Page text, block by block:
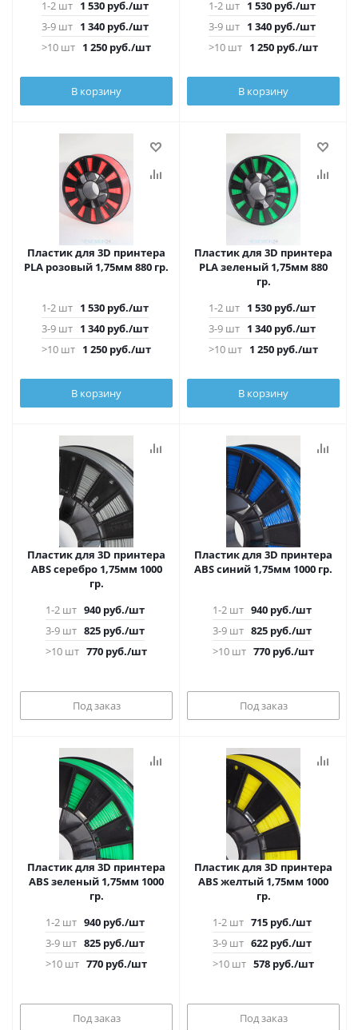
1-2 шт 1 530 руб./шт
3-9 шт 1 340 руб./шт
>10 шт 1 250 руб./шт
В корзину
1-2 шт 1 530 руб./шт
3-9 шт 1 340 руб./шт
>10 шт 1 250 руб./шт
В корзину
Пластик для 3D принтера
PLA розовый 1,75мм 880 гр.
1-2 шт 1 530 руб./шт
3-9 шт 1 340 руб./шт
>10 шт 1 250 руб./шт
В корзину
Пластик для 3D принтера
PLA зеленый 1,75мм 880
гр.
1-2 шт 1 530 руб./шт
3-9 шт 1 340 руб./шт
>10 шт 1 250 руб./шт
В корзину
Пластик для 3D принтера
ABS серебро 1,75мм 1000
гр.
1-2 шт 940 руб./шт
3-9 шт 825 руб./шт
>10 шт 770 руб./шт
Под заказ
Пластик для 3D принтера
ABS синий 1,75мм 1000 гр.
1-2 шт 940 руб./шт
3-9 шт 825 руб./шт
>10 шт 770 руб./шт
Под заказ
Пластик для 3D принтера
ABS зеленый 1,75мм 1000
гр.
1-2 шт 940 руб./шт
3-9 шт 825 руб./шт
>10 шт 770 руб./шт
Под заказ
Пластик для 3D принтера
ABS желтый 1,75мм 1000
гр.
1-2 шт 715 руб./шт
3-9 шт 622 руб./шт
>10 шт 578 руб./шт
Под заказ